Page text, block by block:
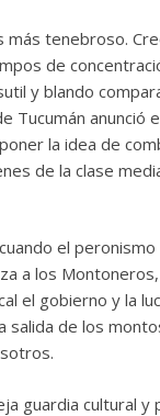
más tenebroso.
de
y blando
Tucumán
la idea de
de la clase
el
a los
el gobierno y la
de los
guardia cultural